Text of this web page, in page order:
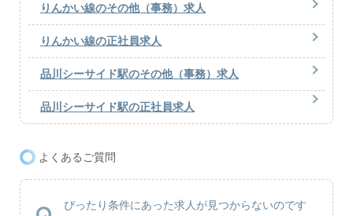
りんかい線のその他（事務）求人
りんかい線の正社員求人
品川シーサイド駅のその他（事務）求人
品川シーサイド駅の正社員求人
よくあるご質問
ぴったり条件にあった求人が見つからないのです